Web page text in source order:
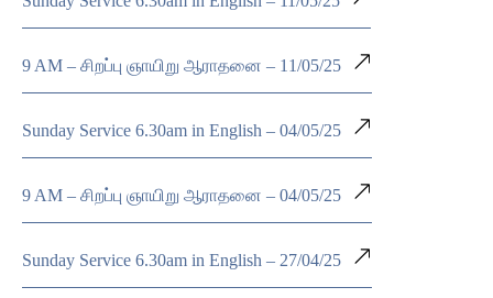
9 AM – சிறப்பு ஞாயிறு ஆராதனை – 11/05/25
Sunday Service 6.30am in English – 04/05/25
9 AM – சிறப்பு ஞாயிறு ஆராதனை – 04/05/25
Sunday Service 6.30am in English – 27/04/25